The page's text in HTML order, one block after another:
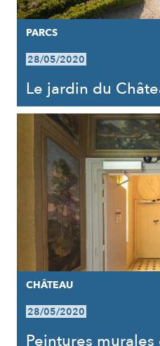
PARCS
28/05/2020
Le jardin du
CHÂTEAU
28/05/2020
Peintures